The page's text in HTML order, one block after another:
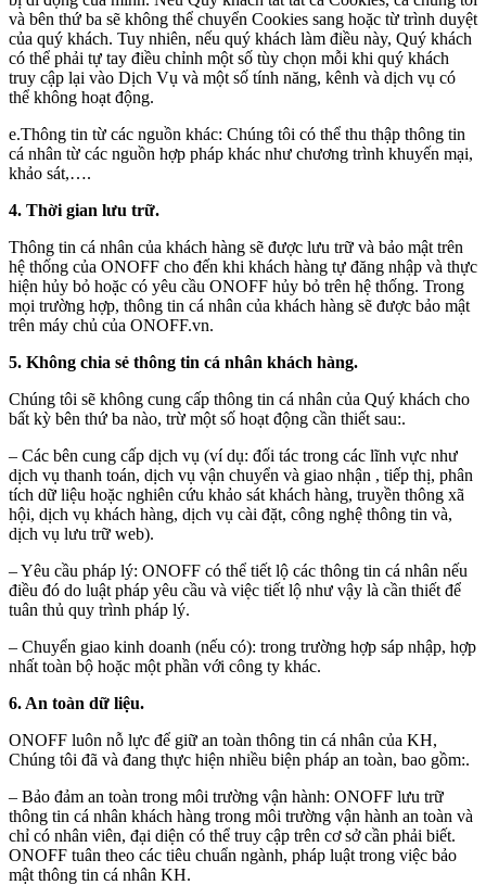
và bên thứ ba sẽ không thể chuyển Cookies sang hoặc từ trình duyệt
của quý khách. Tuy nhiên, nếu quý khách làm điều này, Quý khách
có thể phải tự tay điều chỉnh một số tùy chọn mỗi khi quý khách
truy cập lại vào Dịch Vụ và một số tính năng, kênh và dịch vụ có
thể không hoạt động.
e.Thông tin từ các nguồn khác: Chúng tôi có thể thu thập thông tin
cá nhân từ các nguồn hợp pháp khác như chương trình khuyến mại,
khảo sát,….
4. Thời gian lưu trữ.
Thông tin cá nhân của khách hàng sẽ được lưu trữ và bảo mật trên
hệ thống của ONOFF cho đến khi khách hàng tự đăng nhập và thực
hiện hủy bỏ hoặc có yêu cầu ONOFF hủy bỏ trên hệ thống. Trong
mọi trường hợp, thông tin cá nhân của khách hàng sẽ được bảo mật
trên máy chủ của ONOFF.vn.
5. Không chia sẻ thông tin cá nhân khách hàng.
Chúng tôi sẽ không cung cấp thông tin cá nhân của Quý khách cho
bất kỳ bên thứ ba nào, trừ một số hoạt động cần thiết sau:.
– Các bên cung cấp dịch vụ (ví dụ: đối tác trong các lĩnh vực như
dịch vụ thanh toán, dịch vụ vận chuyển và giao nhận , tiếp thị, phân
tích dữ liệu hoặc nghiên cứu khảo sát khách hàng, truyền thông xã
hội, dịch vụ khách hàng, dịch vụ cài đặt, công nghệ thông tin và,
dịch vụ lưu trữ web).
– Yêu cầu pháp lý: ONOFF có thể tiết lộ các thông tin cá nhân nếu
điều đó do luật pháp yêu cầu và việc tiết lộ như vậy là cần thiết để
tuân thủ quy trình pháp lý.
– Chuyển giao kinh doanh (nếu có): trong trường hợp sáp nhập, hợp
nhất toàn bộ hoặc một phần với công ty khác.
6. An toàn dữ liệu.
ONOFF luôn nỗ lực để giữ an toàn thông tin cá nhân của KH,
Chúng tôi đã và đang thực hiện nhiều biện pháp an toàn, bao gồm:.
– Bảo đảm an toàn trong môi trường vận hành: ONOFF lưu trữ
thông tin cá nhân khách hàng trong môi trường vận hành an toàn và
chỉ có nhân viên, đại diện có thể truy cập trên cơ sở cần phải biết.
ONOFF tuân theo các tiêu chuẩn ngành, pháp luật trong việc bảo
mật thông tin cá nhân KH.